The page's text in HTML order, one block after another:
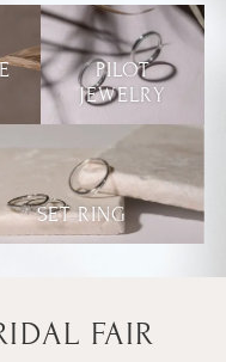
PILOT
JEWELRY
SET RING
FAIR